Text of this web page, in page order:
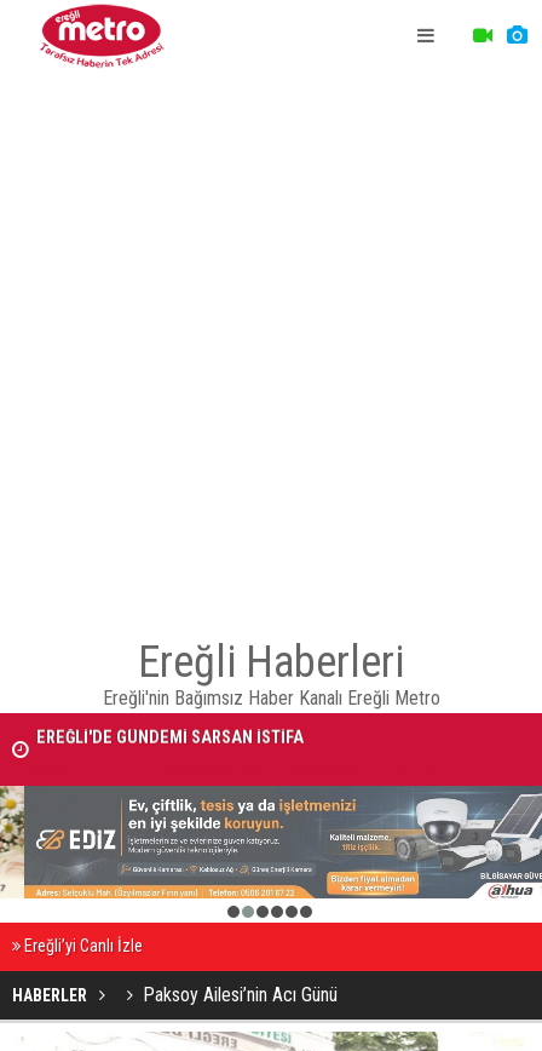
Ereğli Haberleri
Ereğli'nin Bağımsız Haber Kanalı Ereğli Metro
EREĞLİ'DE GÜNDEMİ SARSAN İSTİFA
2 3 4 5 6
Ereğli’yi Canlı İzle
HABERLER Paksoy Ailesi’nin Acı Günü